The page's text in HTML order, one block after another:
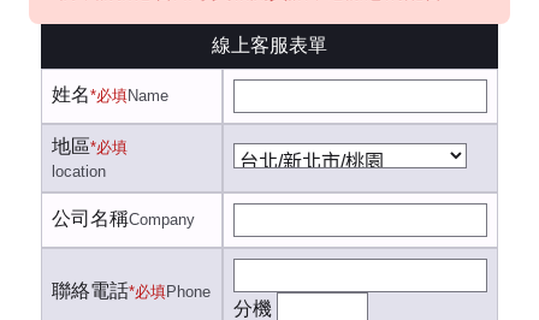
線上客服表單
姓名*必填Name
地區*必填
location
公司名稱Company
聯絡電話*必填Phone
分機